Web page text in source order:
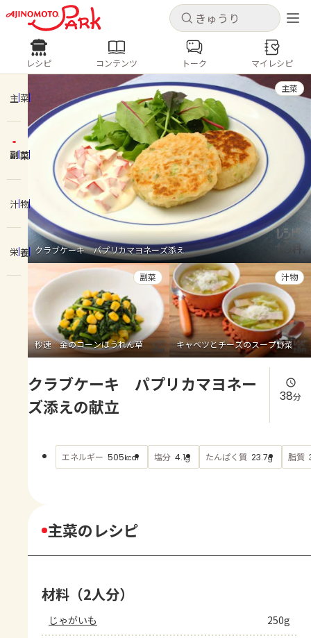
キャンセル
ログインするとレシピを保存できます
ログイン 新規登録
ホーム
コンテンツ
レシピ
トーク
よくあるお問い合わせ
お買い物
AJINOMOTO PARK とは
キャンセル
レシピ コンテンツ
人気の食材・レシピ
きゅうり なす トマト
とうもろこし
ピーマン
みょうが ゴーヤ
レシピ コンテンツ トーク マイレシピ
主菜
副菜
汁物
栄養 クラブケーキ パプリカマヨネーズ添え
主菜
秒速 金のコーンほうれん草
副菜
キャベツとチーズのスープ野菜
汁物
クラブケーキ パプリカマヨネー
ズ添えの献立
38分
エネルギー 505kcal 塩分 4.1g たんぱく質 23.7g 脂質
主菜のレシピ
材料（2人分）
じゃがいも 250g